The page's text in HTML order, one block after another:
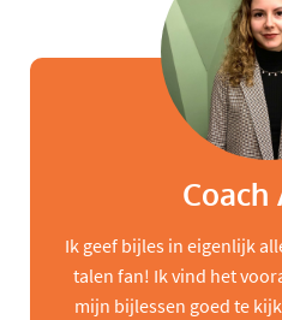
Coach
Ik geef bijles in eigenlijk
talen fan! Ik vind het
mijn bijlessen goed te